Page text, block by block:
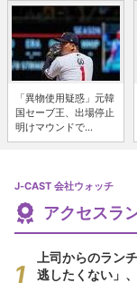
「異物使用疑惑」元韓
国セーブ王、出場停止
明けマウンドで...
J-CAST 会社ウォッチ
アクセスラ
上司からのラ
逃したくない」